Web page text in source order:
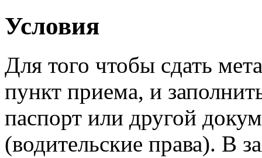
Условия
Для того чтобы сдать
пункт приема, и
паспорт или другой
(водительские права). В